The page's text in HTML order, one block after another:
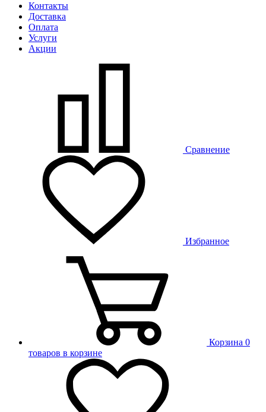
Контакты
Доставка
Оплата
Услуги
Акции
Сравнение
Избранное
Корзина 0
товаров в корзине